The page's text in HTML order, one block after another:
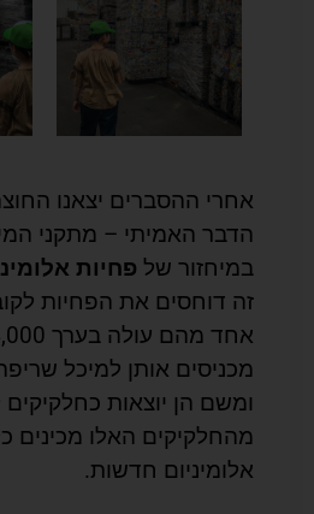
אחרי ההסברים יצאנו
הדבר האמיתי – מתקני
במיחזור של פחיות
זה דוחסים את הפחיות
ומשם הן יוצאות
מהחלקיקים האלו מכינים
אלומיניום חדשות.